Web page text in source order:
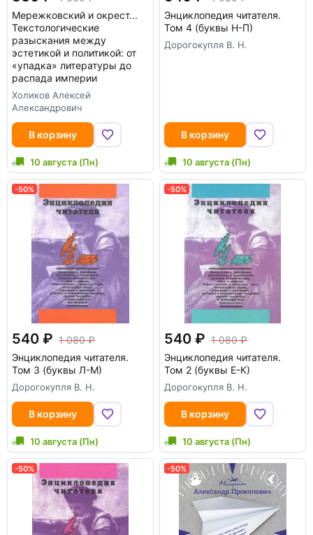
Мережковский и окрест...
Текстологические
разыскания между
эстетикой и политикой: от
«упадка» литературы до
распада империи
Холиков Алексей
Александрович
В корзину
10 августа (Пн)
Энциклопедия читателя.
Том 4 (буквы Н-П)
Дорогокупля В. Н.
В корзину
10 августа (Пн)
-50%
540
1 080
Энциклопедия читателя.
Том 3 (буквы Л-М)
Дорогокупля В. Н.
В корзину
10 августа (Пн)
-50%
540
1 080
Энциклопедия читателя.
Том 2 (буквы Е-К)
Дорогокупля В. Н.
В корзину
10 августа (Пн)
-50% -50%